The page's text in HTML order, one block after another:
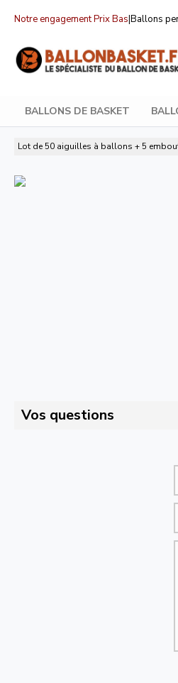
Notre engagement Prix Bas|Ballons
BALLONS DE BASKET
Lot de 50 aiguilles à ballons + 5
Vos questions